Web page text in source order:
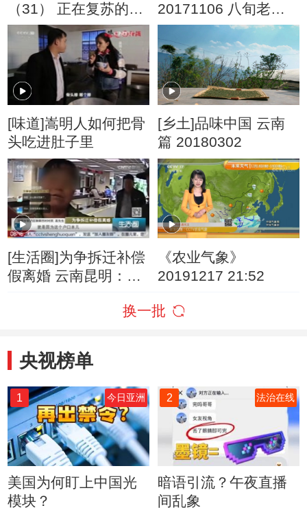
（31） 正在复苏的滇
池
20171106 八旬老太
征婚奇遇
[味道]嵩明人如何把骨
头吃进肚子里
[乡土]品味中国 云南
篇 20180302
[生活圈]为争拆迁补偿
假离婚 云南昆明：村
《农业气象》
20191217 21:52
换一批
央视榜单
1 今日亚洲
美国为何盯上中国光
模块？
2 法治在线
暗语引流？午夜直播
间乱象